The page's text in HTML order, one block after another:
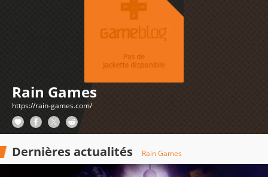
Rain Games
https://rain-games.com/
Dernières actualités Rain Games